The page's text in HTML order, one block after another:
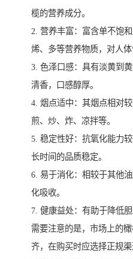
榄的营养成分。
2. 营养丰富：富含单不饱
烯、多等营养物质，对人体
3. 色泽口感：具有淡黄到
清香，口感醇厚。
4. 烟点适中：其烟点相对
煎、炒、炸、凉拌等。
5. 稳定性好：抗氧化能力
长时间的品质稳定。
6. 易于消化：相较于其他
化吸收。
7. 健康益处：有助于降低
需要注意的是，市场上的
齐，在购买时应选择正规